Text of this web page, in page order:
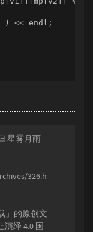
) << endl;
星雾月雨
326.h
」的原创文
演绎 4.0 国